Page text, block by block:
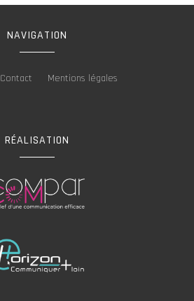
NAVIGATION
Contact Mentions légales
RÉALISATION